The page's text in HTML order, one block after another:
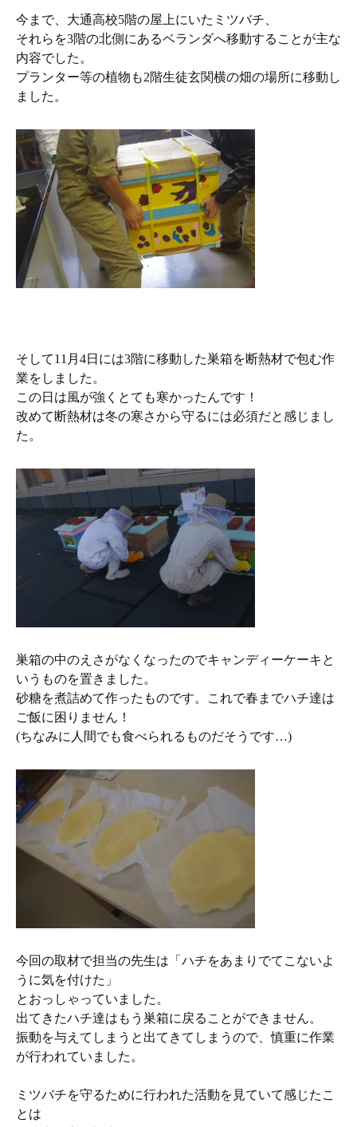
今まで、大通高校5階の屋上にいたミツバチ、
それらを3階の北側にあるベランダへ移動することが主な
内容でした。
プランター等の植物も2階生徒玄関横の畑の場所に移動し
ました。
そして11月4日には3階に移動した巣箱を断熱材で包む作
業をしました。
この日は風が強くとても寒かったんです！
改めて断熱材は冬の寒さから守るには必須だと感じまし
た。
巣箱の中のえさがなくなったのでキャンディーケーキと
いうものを置きました。
砂糖を煮詰めて作ったものです。これで春までハチ達は
ご飯に困りません！
(ちなみに人間でも食べられるものだそうです…)
今回の取材で担当の先生は「ハチをあまりでてこないよ
うに気を付けた」
とおっしゃっていました。
出てきたハチ達はもう巣箱に戻ることができません。
振動を与えてしまうと出てきてしまうので、慎重に作業
が行われていました。
ミツバチを守るために行われた活動を見ていて感じたこ
とは